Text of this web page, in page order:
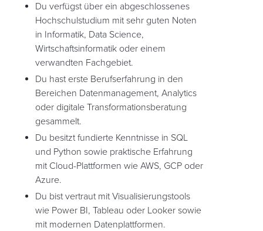
Du verfügst über ein abgeschlossenes
Hochschulstudium mit sehr guten Noten
in Informatik, Data Science,
Wirtschaftsinformatik oder einem
verwandten Fachgebiet.
Du hast erste Berufserfahrung in den
Bereichen Datenmanagement, Analytics
oder digitale Transformationsberatung
gesammelt.
Du besitzt fundierte Kenntnisse in SQL
und Python sowie praktische Erfahrung
mit Cloud-Plattformen wie AWS, GCP oder
Azure.
Du bist vertraut mit Visualisierungstools
wie Power BI, Tableau oder Looker sowie
mit modernen Datenplattformen.